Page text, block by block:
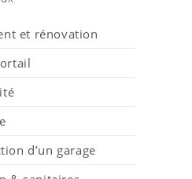
et rénovation
d’un garage